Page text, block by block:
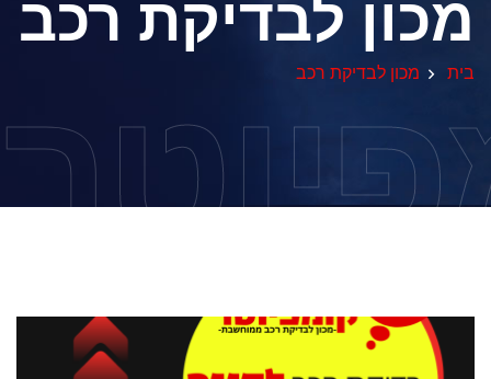
מכון לבדיקת רכב
בית מכון לבדיקת רכב